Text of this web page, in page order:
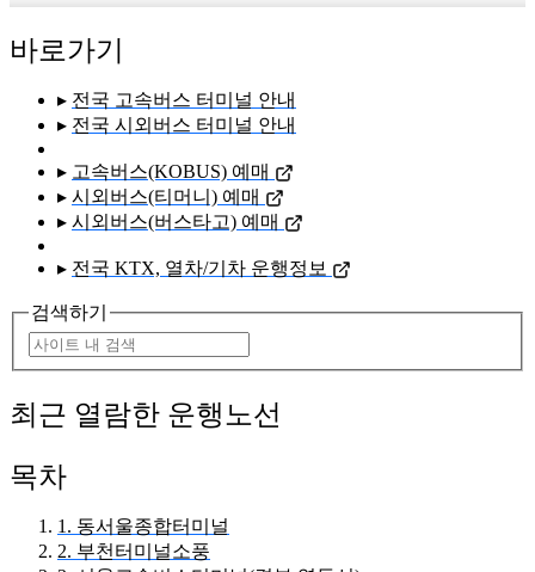
바로가기
▸ 전국 고속버스 터미널 안내
▸ 전국 시외버스 터미널 안내
▸ 고속버스(KOBUS) 예매
▸ 시외버스(티머니) 예매
▸ 시외버스(버스타고) 예매
▸ 전국 KTX, 열차/기차 운행정보
검색하기
최근 열람한 운행노선
목차
1. 동서울종합터미널
2. 부천터미널소풍